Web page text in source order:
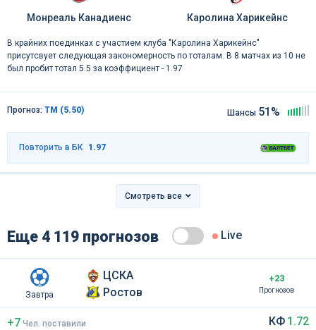
Монреаль Канадиенс Каролина Харикейнс
В крайних поединках с участием клуба "Каролина Харикейнс"
присутсвует следующая закономерность по тоталам. В 8 матчах из 10 не
был пробит тотал 5.5 за коэффициент - 1.97
Прогноз: ТМ (5.50) Шансы 51%
Повторить в БК 1.97
Смотреть все
Еще 4 119 прогнозов Live
Завтра
ЦСКА
Ростов
+23
Прогнозов
+7 Чел поставили
КФ 1.72